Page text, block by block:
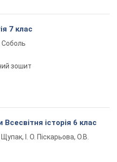
7 клас
Соболь
зошит
Всесвітня історія 6 клас
Щупак, І. О. Піскарьова, О.В.